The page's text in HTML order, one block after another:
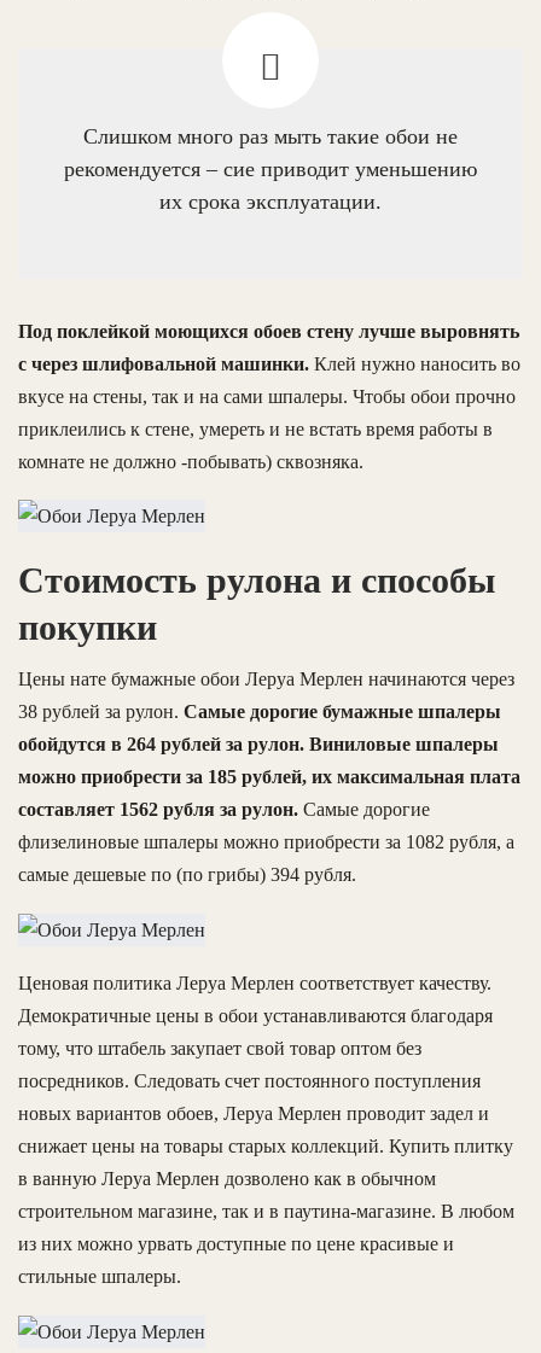
Слишком много раз мыть такие обои не
рекомендуется – сие приводит уменьшению
их срока эксплуатации.
Под поклейкой моющихся обоев стену лучше выровнять
с через шлифовальной машинки. Клей нужно наносить во
вкусе на стены, так и на сами шпалеры. Чтобы обои прочно
приклеились к стене, умереть и не встать время работы в
комнате не должно -побывать) сквозняка.
Стоимость рулона и способы
покупки
Цены нате бумажные обои Леруа Мерлен начинаются через
38 рублей за рулон. Самые дорогие бумажные шпалеры
обойдутся в 264 рублей за рулон. Виниловые шпалеры
можно приобрести за 185 рублей, их максимальная плата
составляет 1562 рубля за рулон. Самые дорогие
флизелиновые шпалеры можно приобрести за 1082 рубля, а
самые дешевые по (по грибы) 394 рубля.
Ценовая политика Леруа Мерлен соответствует качеству.
Демократичные цены в обои устанавливаются благодаря
тому, что штабель закупает свой товар оптом без
посредников. Следовать счет постоянного поступления
новых вариантов обоев, Леруа Мерлен проводит задел и
снижает цены на товары старых коллекций. Купить плитку
в ванную Леруа Мерлен дозволено как в обычном
строительном магазине, так и в паутина-магазине. В любом
из них можно урвать доступные по цене красивые и
стильные шпалеры.